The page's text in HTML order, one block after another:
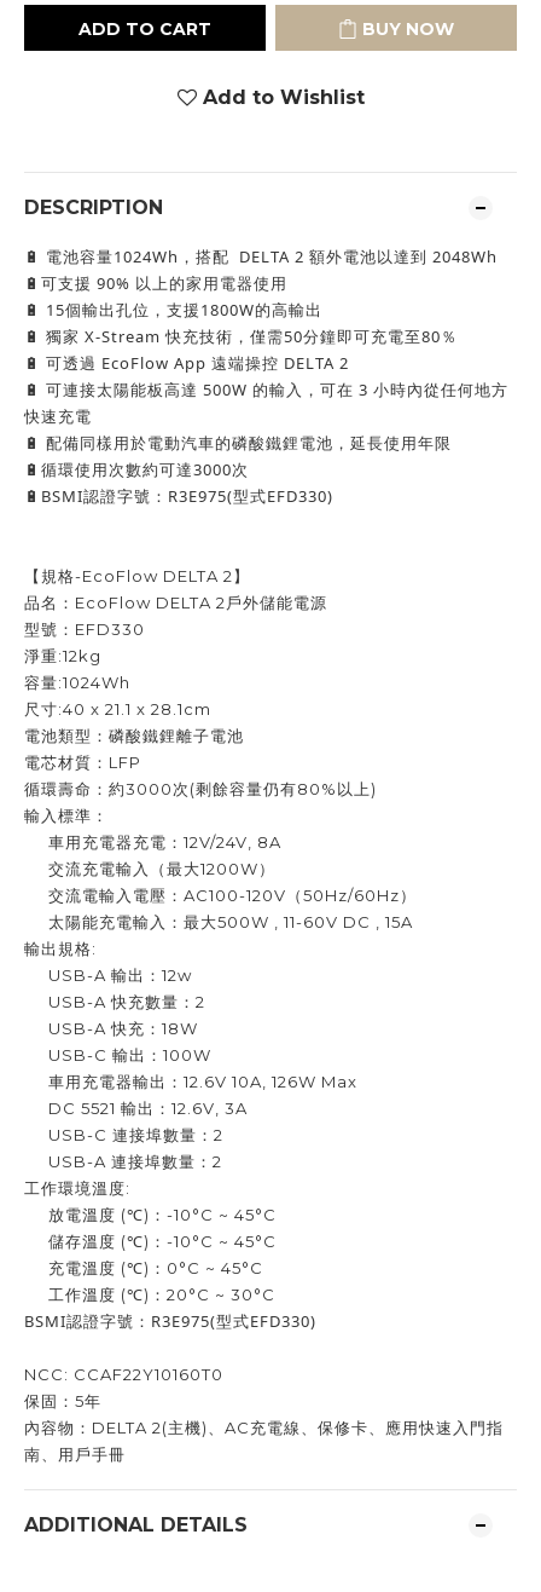
ADD TO CART BUY NOW
Add to Wishlist
DESCRIPTION
🔋 電池容量1024Wh，搭配  DELTA 2 額外電池以達到 2048Wh
🔋 可支援 90% 以上的家用電器使用
🔋 15個輸出孔位，支援1800W的高輸出
🔋 獨家 X-Stream 快充技術，僅需50分鐘即可充電至80％
🔋 可透過 EcoFlow App 遠端操控 DELTA 2
🔋 可連接太陽能板高達 500W 的輸入，可在 3 小時內從任何地方
快速充電
🔋 配備同樣用於電動汽車的磷酸鐵鋰電池，延長使用年限
🔋 循環使用次數約可達3000次
🔋 BSMI認證字號：R3E975(型式EFD330)
【規格-EcoFlow DELTA 2】
品名：EcoFlow DELTA 2戶外儲能電源
型號：EFD330
淨重:12kg
容量:1024Wh
尺寸:40 x 21.1 x 28.1cm
電池類型：磷酸鐵鋰離子電池
電芯材質：LFP
循環壽命：約3000次(剩餘容量仍有80%以上)
輸入標準：
車用充電器充電：12V/24V, 8A
交流充電輸入（最大1200W）
交流電輸入電壓：AC100-120V（50Hz/60Hz）
太陽能充電輸入：最大500W , 11-60V DC , 15A
輸出規格:
USB-A 輸出：12w
USB-A 快充數量：2
USB-A 快充：18W
USB-C 輸出：100W
車用充電器輸出：12.6V 10A, 126W Max
DC 5521 輸出：12.6V, 3A
USB-C 連接埠數量：2
USB-A 連接埠數量：2
工作環境溫度:
放電溫度 (℃)：-10°C ~ 45°C
儲存溫度 (℃)：-10°C ~ 45°C
充電溫度 (℃)：0°C ~ 45°C
工作溫度 (℃)：20°C ~ 30°C
BSMI認證字號：R3E975(型式EFD330)
NCC: CCAF22Y10160T0
保固：5年
內容物：DELTA 2(主機)、AC充電線、保修卡、應用快速入門指
南、用戶手冊
ADDITIONAL DETAILS